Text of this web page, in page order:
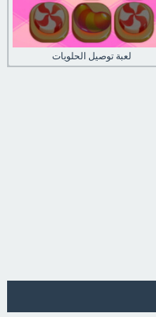
لعبة توصيل الحلويات